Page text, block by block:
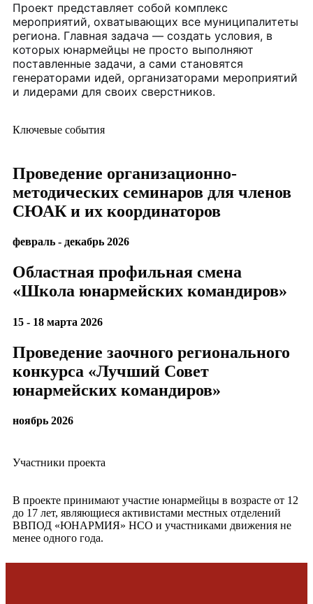
Проект представляет собой комплекс
мероприятий, охватывающих все муниципалитеты
региона. Главная задача — создать условия, в
которых юнармейцы не просто выполняют
поставленные задачи, а сами становятся
генераторами идей, организаторами мероприятий
и лидерами для своих сверстников.
Ключевые события
Проведение организационно-
методических семинаров для членов
СЮАК и их координаторов
февраль - декабрь 2026
Областная профильная смена
«Школа юнармейских командиров»
15 - 18 марта 2026
Проведение заочного регионального
конкурса «Лучший Совет
юнармейских командиров»
ноябрь 2026
Участники проекта
В проекте принимают участие юнармейцы в возрасте от 12
до 17 лет, являющиеся активистами местных отделений
ВВПОД «ЮНАРМИЯ» НСО и участниками движения не
менее одного года.